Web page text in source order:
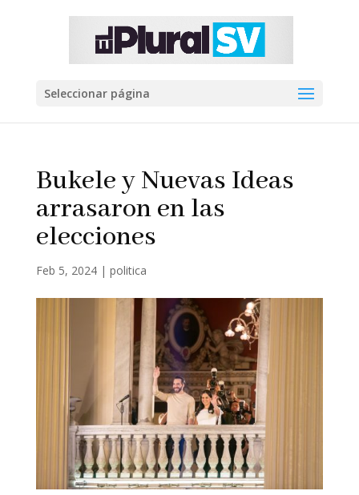
Seleccionar página
Bukele y Nuevas Ideas
arrasaron en las
elecciones
Feb 5, 2024| politica